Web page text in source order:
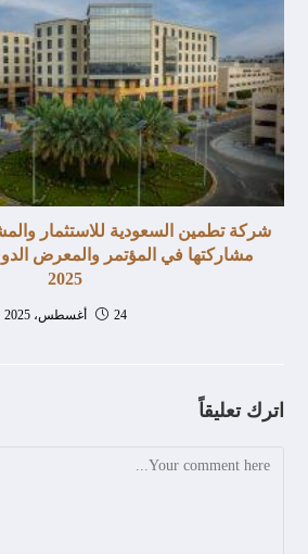
شركة تطمين السعودية للاستثمار
مشاركتها في المؤتمر والمعرض
2025
24 أغسطس، 2025
اترك تعليقاً